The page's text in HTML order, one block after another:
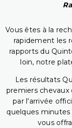
Vous êtes à la
rapidement les
rapports du
loin, notre
Les résultats
premiers chevaux
par l'arrivée
quelques
vous